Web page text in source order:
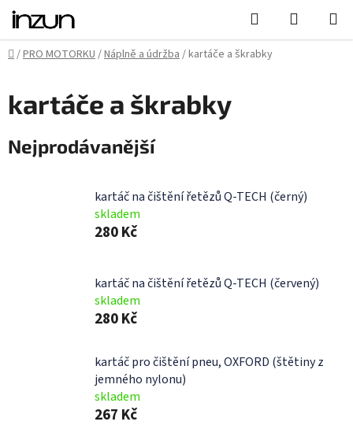
Přejít
obsah
Hledat
KOŠÍK
Domů
/PRO MOTORKU/Náplně a údržba/kartáče a škrabky
kartáče a škrabky
Nejprodávanější
kartáč na čištění řetězů Q-TECH (černý)
skladem
280 Kč
kartáč na čištění řetězů Q-TECH (červený)
skladem
280 Kč
kartáč pro čištění pneu, OXFORD (štětiny z
jemného nylonu)
skladem
267 Kč